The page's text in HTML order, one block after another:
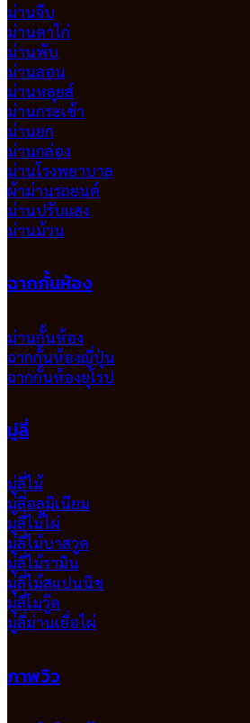
ม่านจีบ
ม่านตาไก่
ม่านพับ
ม่านลอน
ม่านหลุยส์
ม่านกระเช้า
ม่านยก
ม่านกล่อง
ม่านโรงพยาบาล
ผ้าม่านรถยนต์
ม่านปรับแสง
ม่านม้วน
ฉากกั้นห้อง
ม่านกั้นห้อง
ฉากกั้นห้องญี่ปุ่น
ฉากกั้นห้องยุโรป
มู่ลี่
มู่ลี่ไม้
มู่ลี่อลูมิเนียม
มูลี่ไม้ไผ่
มู่ลี่ไม้บาสวูด
มู่ลี่ไม้รามิน
มู่ลี่ไม้สแปนนิช
มู่ลี่โมวู๊ด
มู่ลี่ม่านเยื่อไผ่
ภาพวิว